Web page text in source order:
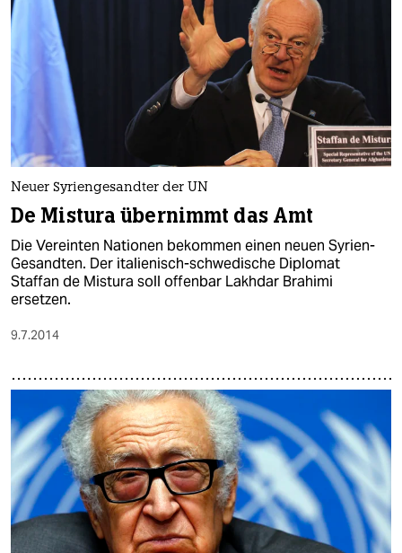
fragen & hilfe
unterstützen
abo
genossenschaft
epaper login
Neuer Syriengesandter der UN
De Mistura übernimmt das Amt
Die Vereinten Nationen bekommen einen neuen Syrien-
Gesandten. Der italienisch-schwedische Diplomat
Staffan de Mistura soll offenbar Lakhdar Brahimi
ersetzen.
9.7.2014